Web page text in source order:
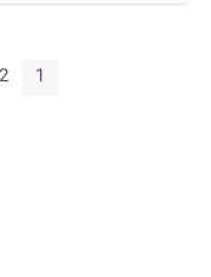
1
2